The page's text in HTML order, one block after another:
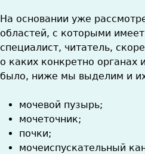
На основании уже
областей, с которыми
специалист, читатель,
о каких конкретно органах
было, ниже мы выделим и
мочевой пузырь;
мочеточник;
почки;
мочеиспускательный